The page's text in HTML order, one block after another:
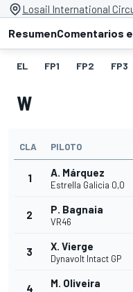
Losail International
ResumenComentarios
EL FP1 FP2 FP3
W
CLA PILOTO
1 A. Márquez
Estrella Galicia 0,0
2 P. Bagnaia
VR46
3 X. Vierge
Dynavolt Intact GP
4 M. Oliveira